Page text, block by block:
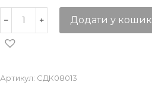
Додати у кошик
Артикул: СДК08013